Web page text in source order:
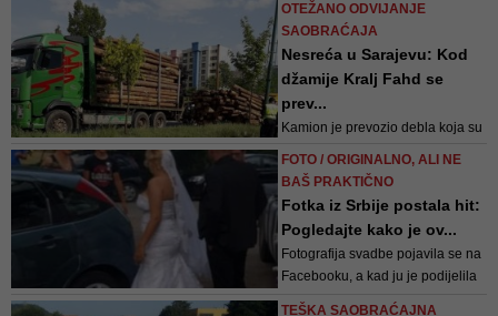
OTEŽANO ODVIJANJE
SAOBRAĆAJA
Nesreća u Sarajevu: Kod
džamije Kralj Fahd se
prev...
Kamion je prevozio debla koja su
prikolice onemogućivši normalno
FOTO / ORIGINALNO, ALI NE
BAŠ PRAKTIČNO
Fotka iz Srbije postala hit:
Pogledajte kako je ov...
Fotografija svadbe pojavila se na
Facebooku, a kad ju je podijelila
srpska glumica Danijela Vranješ
TEŠKA SAOBRAĆAJNA